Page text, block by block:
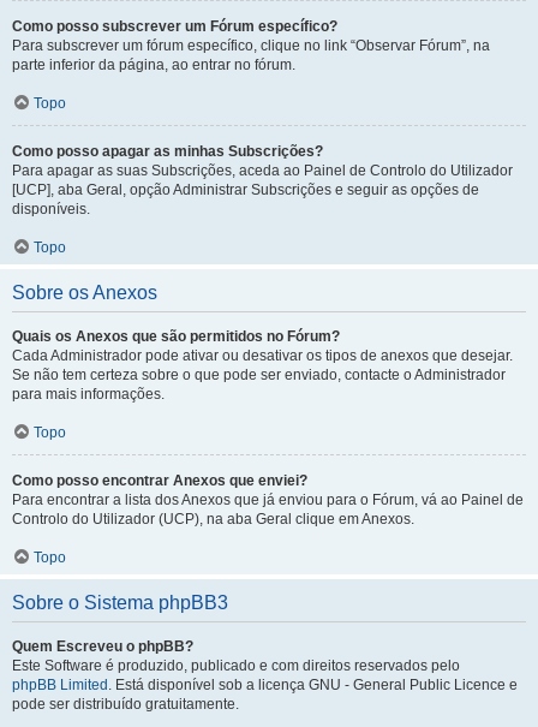
Como posso subscrever um Fórum específico?
Para subscrever um fórum específico, clique no link “Observar Fórum”, na
parte inferior da página, ao entrar no fórum.
Topo
Como posso apagar as minhas Subscrições?
Para apagar as suas Subscrições, aceda ao Painel de Controlo do Utilizador
[UCP], aba Geral, opção Administrar Subscrições e seguir as opções de
disponíveis.
Topo
Sobre os Anexos
Quais os Anexos que são permitidos no Fórum?
Cada Administrador pode ativar ou desativar os tipos de anexos que desejar.
Se não tem certeza sobre o que pode ser enviado, contacte o Administrador
para mais informações.
Topo
Como posso encontrar Anexos que enviei?
Para encontrar a lista dos Anexos que já enviou para o Fórum, vá ao Painel de
Controlo do Utilizador (UCP), na aba Geral clique em Anexos.
Topo
Sobre o Sistema phpBB3
Quem Escreveu o phpBB?
Este Software é produzido, publicado e com direitos reservados pelo
phpBB Limited . Está disponível sob a licença GNU - General Public Licence e
pode ser distribuído gratuitamente.